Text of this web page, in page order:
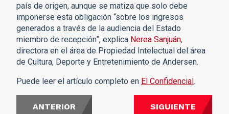
país de origen, aunque se matiza que solo debe
imponerse esta obligación “sobre los ingresos
generados a través de la audiencia del Estado
miembro de recepción”, explica Nerea Sanjuán,
directora en el área de Propiedad Intelectual del área
de Cultura, Deporte y Entretenimiento de Andersen.
Puede leer el artículo completo en El Confidencial.
ANTERIOR SIGUIENTE